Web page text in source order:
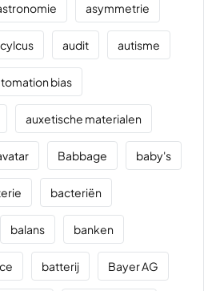
asymmetrie
audit autisme
bias
auxetische materialen
Babbage baby's
bacteriën
balans banken
batterij Bayer AG